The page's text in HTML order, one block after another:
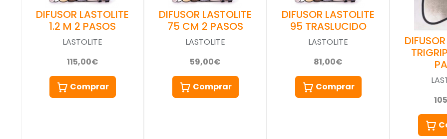
DIFUSOR LASTOLITE
1.2 M 2 PASOS
LASTOLITE
115,00€
Comprar
DIFUSOR LASTOLITE
75 CM 2 PASOS
LASTOLITE
59,00€
Comprar
DIFUSOR LASTOLITE
95 TRASLUCIDO
LASTOLITE
81,00€
Comprar